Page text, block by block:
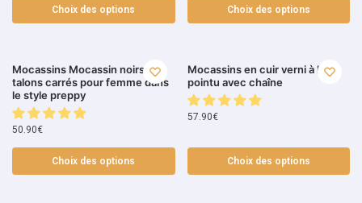
Choix des options Choix des options
Mocassins Mocassin noirs à
talons carrés pour femme dans
le style preppy
50.90€
Choix des options
Mocassins en cuir verni à bout
pointu avec chaîne
57.90€
Choix des options